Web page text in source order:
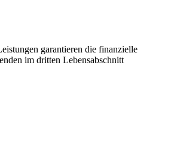
garantieren die finanzielle
im dritten Lebensabschnitt